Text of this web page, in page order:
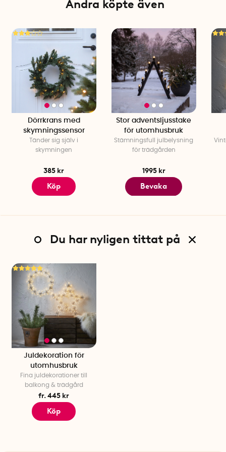
Andra köpte även
Dörrkrans med
skymningssensor
Tänder sig själv i
skymningen
385 kr
Köp
Stor adventsljusstake
för utomhusbruk
Stämningsfull julbelysning
för trädgården
1995 kr
Bevaka
Du har nyligen tittat på
Juldekoration för
utomhusbruk
Fina juldekorationer till
balkong & trädgård
fr. 445 kr
Köp